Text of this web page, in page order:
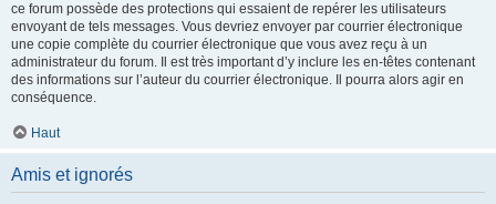
ce forum possède des protections qui essaient de repérer les utilisateurs
envoyant de tels messages. Vous devriez envoyer par courrier électronique
une copie complète du courrier électronique que vous avez reçu à un
administrateur du forum. Il est très important d’y inclure les en-têtes contenant
des informations sur l’auteur du courrier électronique. Il pourra alors agir en
conséquence.
Haut
Amis et ignorés